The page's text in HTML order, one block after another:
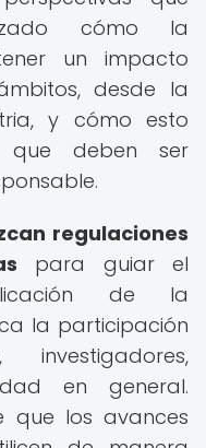
cómo la
un impacto
desde la
y cómo esto
que deben ser
regulaciones
para guiar el
de la
la participación
en general.
que los avances